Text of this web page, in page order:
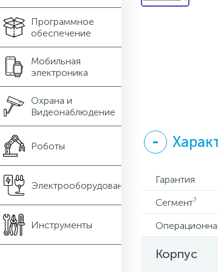
Программное
обеспечение
Мобильная
электроника
Охрана и
Видеонаблюдение
Роботы
Электрооборудование
Инструменты
Гарантия
Сегмент?
Корпус